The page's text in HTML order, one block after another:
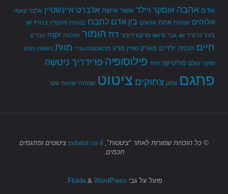
אדם אהבה אוסקר ויילד אושר אישה אלברט איינשטיין אלבר קאמי
אלוהים אמונה אמת אנשים בין אדם לחברו בנג'מין פרנקלין ברנרד שו
ג'ורג' ברנרד שו גבר גרושו מרקס דיבור דת הומור הצלחה זקנה חברים
חיים חכמה ילדים מארק טוויין מדע מהאטמה גנדי מוות נישואין נשים
סנקה עולם פוליטיקה פחד פילוסופיה פרידריך ניטשה
פתגם צחוק צחוקים ציטוט שמחה שנאה שקר
© כל הזכויות שמורות לאתר "ציטטות", tsitatot.co.il ציטוטים ופתגמים
חכמים.
פועל על גבי & WordPress.